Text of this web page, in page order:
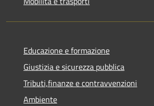
Educazione e formazione
Giustizia e sicurezza pubblica
Tributi,finanze e contravvenzioni
Ambiente